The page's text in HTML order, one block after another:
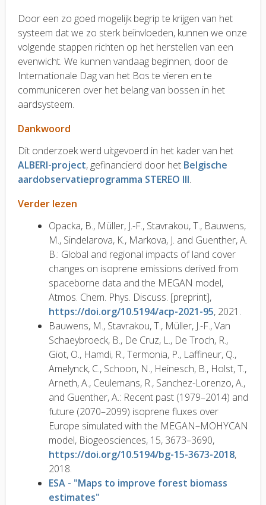
Door een zo goed mogelijk begrip te krijgen van het
systeem dat we zo sterk beïnvloeden, kunnen we onze
volgende stappen richten op het herstellen van een
evenwicht. We kunnen vandaag beginnen, door de
Internationale Dag van het Bos te vieren en te
communiceren over het belang van bossen in het
aardsysteem.
Dankwoord
Dit onderzoek werd uitgevoerd in het kader van het
ALBERI-project, gefinancierd door het Belgische
aardobservatieprogramma STEREO III.
Verder lezen
Opacka, B., Müller, J.-F., Stavrakou, T., Bauwens,
M., Sindelarova, K., Markova, J. and Guenther, A.
B.: Global and regional impacts of land cover
changes on isoprene emissions derived from
spaceborne data and the MEGAN model,
Atmos. Chem. Phys. Discuss. [preprint],
https://doi.org/10.5194/acp-2021-95, 2021.
Bauwens, M., Stavrakou, T., Müller, J.-F., Van
Schaeybroeck, B., De Cruz, L., De Troch, R.,
Giot, O., Hamdi, R., Termonia, P., Laffineur, Q.,
Amelynck, C., Schoon, N., Heinesch, B., Holst, T.,
Arneth, A., Ceulemans, R., Sanchez-Lorenzo, A.,
and Guenther, A.: Recent past (1979–2014) and
future (2070–2099) isoprene fluxes over
Europe simulated with the MEGAN–MOHYCAN
model, Biogeosciences, 15, 3673–3690,
https://doi.org/10.5194/bg-15-3673-2018,
2018.
ESA - "Maps to improve forest biomass
estimates"